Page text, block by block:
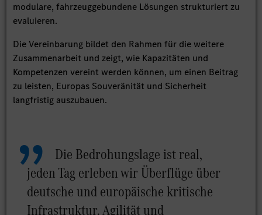
modulare, fahrzeuggebundene Lösungen strukturiert zu
evaluieren.
Die Vereinbarung bildet den Rahmen für die weitere
Zusammenarbeit und zeigt, wie Kapazitäten und
Kompetenzen vereint werden können, um einen Beitrag
zu leisten, Europas Souveränität und Sicherheit
langfristig auszubauen.
Die Bedrohungslage ist real,
jeden Tag erleben wir Überflüge über
deutsche und europäische kritische
Infrastruktur. Agilität und